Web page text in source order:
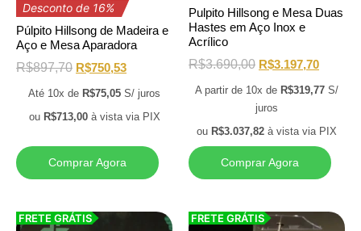
Desconto de 16%
Púlpito Hillsong de Madeira e
Aço e Mesa Aparadora
R$897,70 R$750,53
Até 10x de R$75,05 S/ juros
ou R$713,00 à vista via PIX
Comprar Agora
Pulpito Hillsong e Mesa Duas
Hastes em Aço Inox e
Acrílico
R$3.690,00 R$3.197,70
A partir de 10x de R$319,77 S/
juros
ou R$3.037,82 à vista via PIX
Comprar Agora
FRETE GRÁTIS FRETE GRÁTIS